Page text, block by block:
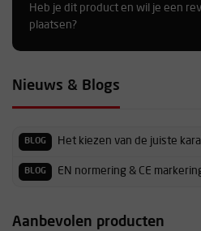
Heb je dit product en wil je een
plaatsen?
Nieuws & Blogs
BLOG Het kiezen van de juiste
BLOG EN normering & CE
Aanbevolen producten